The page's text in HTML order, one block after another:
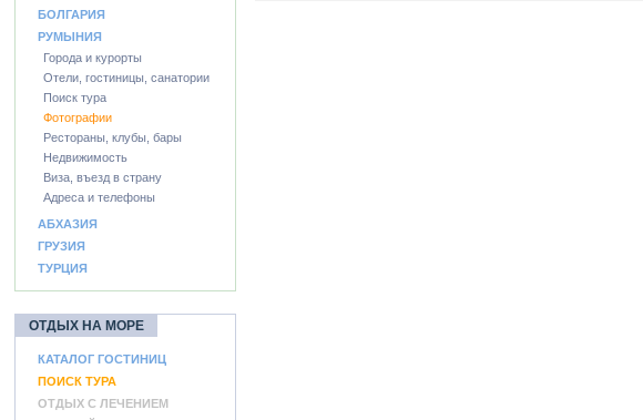
БОЛГАРИЯ
РУМЫНИЯ
Города и курорты
Отели, гостиницы, санатории
Поиск тура
Фотографии
Рестораны, клубы, бары
Недвижимость
Виза, въезд в страну
Адреса и телефоны
АБХАЗИЯ
ГРУЗИЯ
ТУРЦИЯ
ОТДЫХ НА МОРЕ
КАТАЛОГ ГОСТИНИЦ
ПОИСК ТУРА
ОТДЫХ С ЛЕЧЕНИЕМ